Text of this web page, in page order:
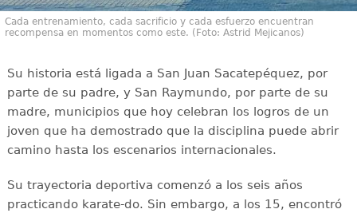
Cada entrenamiento, cada sacrificio y cada esfuerzo encuentran
recompensa en momentos como este. (Foto: Astrid Mejicanos)
Su historia está ligada a San Juan Sacatepéquez, por
parte de su padre, y San Raymundo, por parte de su
madre, municipios que hoy celebran los logros de un
joven que ha demostrado que la disciplina puede abrir
camino hasta los escenarios internacionales.
Su trayectoria deportiva comenzó a los seis años
practicando karate-do. Sin embargo, a los 15, encontró